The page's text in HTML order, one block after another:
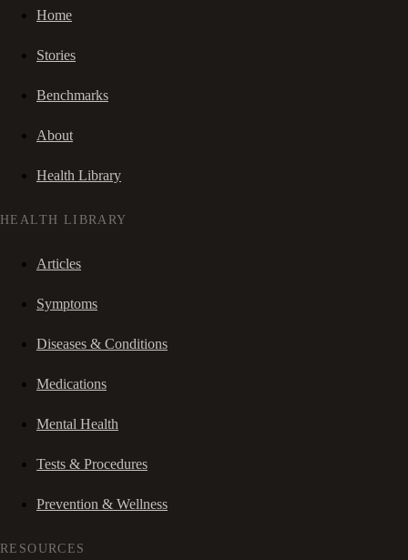
Home
Stories
Benchmarks
About
Health Library
HEALTH LIBRARY
Articles
Symptoms
Diseases & Conditions
Medications
Mental Health
Tests & Procedures
Prevention & Wellness
RESOURCES